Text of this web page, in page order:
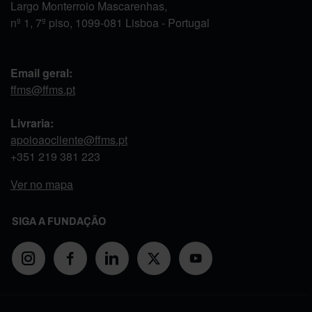
Largo Monterroio Mascarenhas,
nº 1, 7º piso, 1099-081 Lisboa - Portugal
Email geral:
ffms@ffms.pt
Livraria:
apoioaocliente@ffms.pt
+351 219 381 223
Ver no mapa
SIGA A FUNDAÇÃO